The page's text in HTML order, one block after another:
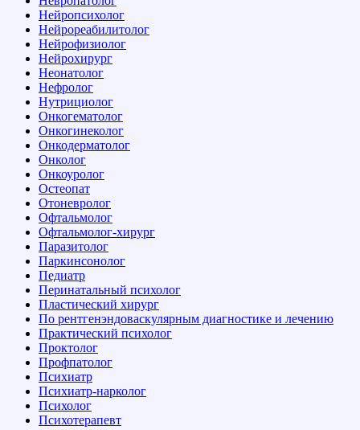
Нейропсихолог
Нейрореабилитолог
Нейрофизиолог
Нейрохирург
Неонатолог
Нефролог
Нутрициолог
Онкогематолог
Онкогинеколог
Онкодерматолог
Онколог
Онкоуролог
Остеопат
Отоневролог
Офтальмолог
Офтальмолог-хирург
Паразитолог
Паркинсонолог
Педиатр
Перинатальный психолог
Пластический хирург
По рентгенэндоваскулярным диагностике и лечению
Практический психолог
Проктолог
Профпатолог
Психиатр
Психиатр-нарколог
Психолог
Психотерапевт